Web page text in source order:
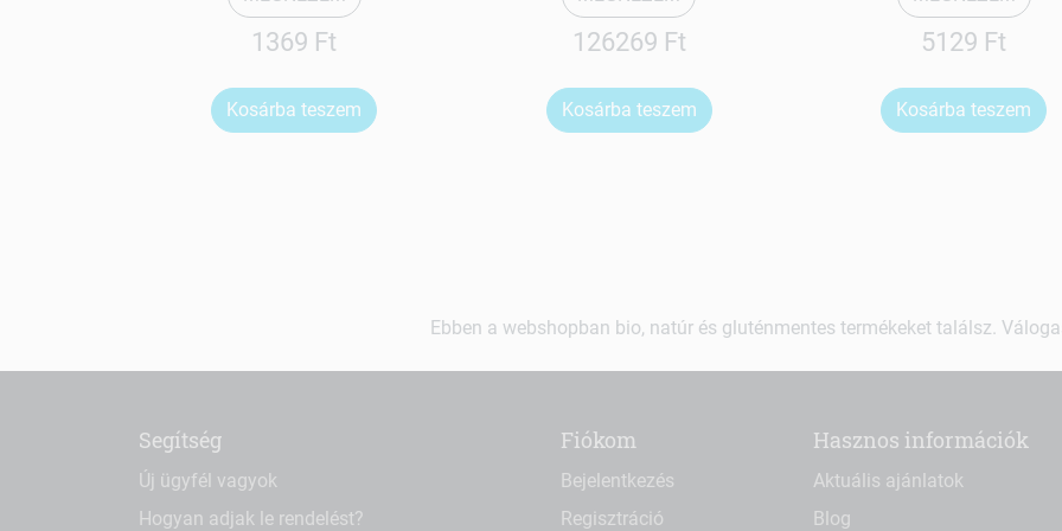
1369 Ft
Kosárba teszem
126269 Ft
Kosárba teszem
5129 Ft
Kosárba teszem
Ebben a webshopban bio, natúr és gluténmentes termékeket találsz.
Segítség
Új ügyfél vagyok
Hogyan adjak le rendelést?
Fiókom
Bejelentkezés
Regisztráció
Hasznos információk
Aktuális ajánlatok
Blog